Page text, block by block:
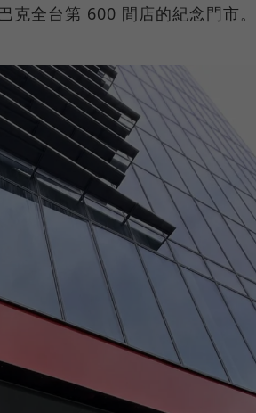
克全台第 600 間店的紀念門市。